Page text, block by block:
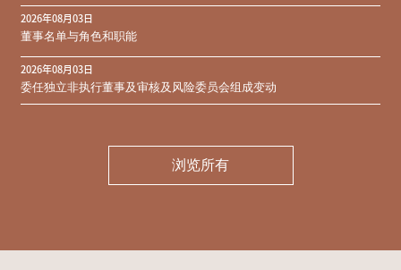
期之450,000,000美元9.75%优先票据之同意征求于届满期限前收到的
同意结果
2026年08月03日
董事名单与角色和职能
2026年08月03日
委任独立非执行董事及审核及风险委员会组成变动
浏览所有